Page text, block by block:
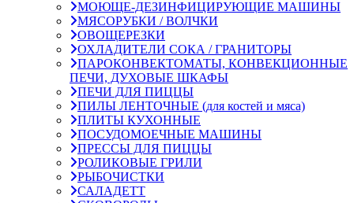
МОЮЩЕ-ДЕЗИНФИЦИРУЮЩИЕ МАШИНЫ
МЯСОРУБКИ / ВОЛЧКИ
ОВОЩЕРЕЗКИ
ОХЛАДИТЕЛИ СОКА / ГРАНИТОРЫ
ПАРОКОНВЕКТОМАТЫ, КОНВЕКЦИОННЫЕ
ПЕЧИ, ДУХОВЫЕ ШКАФЫ
ПЕЧИ ДЛЯ ПИЦЦЫ
ПИЛЫ ЛЕНТОЧНЫЕ (для костей и мяса)
ПЛИТЫ КУХОННЫЕ
ПОСУДОМОЕЧНЫЕ МАШИНЫ
ПРЕССЫ ДЛЯ ПИЦЦЫ
РОЛИКОВЫЕ ГРИЛИ
РЫБОЧИСТКИ
САЛАДЕТТ